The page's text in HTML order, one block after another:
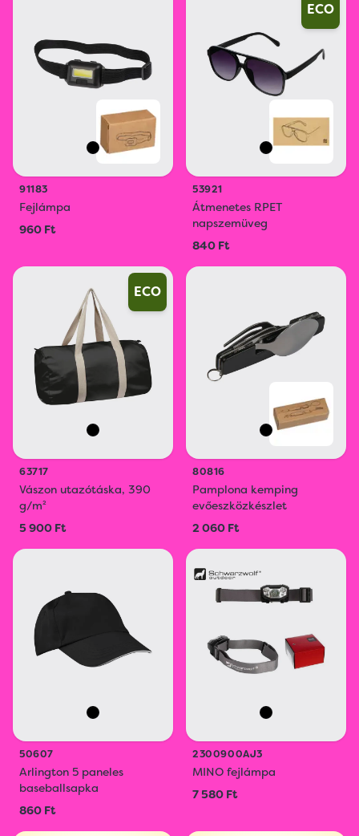
91183
Fejlámpa
960 Ft
ECO
53921
Átmenetes RPET
napszemüveg
840 Ft
ECO
63717
Vászon utazótáska, 390
g/m²
5 900 Ft
80816
Pamplona kemping
evőeszközkészlet
2 060 Ft
50607
Arlington 5 paneles
baseballsapka
860 Ft
2300900AJ3
MINO fejlámpa
7 580 Ft